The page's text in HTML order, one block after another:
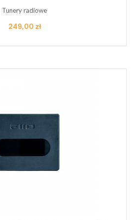
Tunery radiowe
Cena
249,00 zł